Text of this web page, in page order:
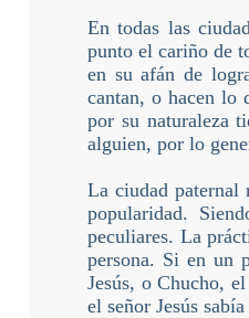
En todas las
punto el cariño de
en su afán de
cantan, o hacen lo
por su naturaleza
alguien, por lo
La ciudad paternal
popularidad.
peculiares. La
persona. Si en un
Jesús, o Chucho,
el señor Jesús